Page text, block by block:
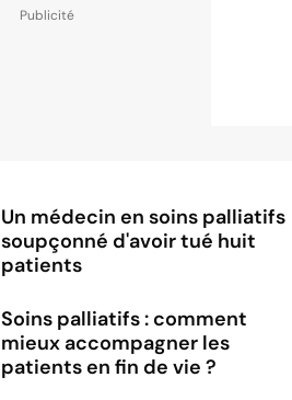
Un médecin en soins palliatifs
soupçonné d'avoir tué huit
patients
Soins palliatifs : comment
mieux accompagner les
patients en fin de vie ?